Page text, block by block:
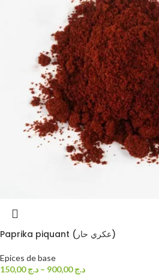
Paprika piquant (عكري حار)
Epices de base
د.ج150,00 – د.ج900,00